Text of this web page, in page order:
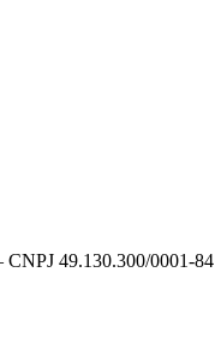
49.130.300/0001-84